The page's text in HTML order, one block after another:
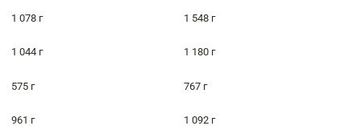
1 078 г 1 548 г
1 044 г 1 180 г
575 г 767 г
961 г 1 092 г